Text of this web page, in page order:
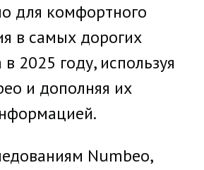
для комфортного
в самых дорогих
2025 году, используя
и дополняя их
Numbeo,